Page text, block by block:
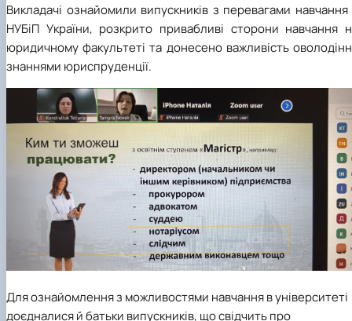
Викладачі ознайомили випускників з перевагами навчання
НУБіП України, розкрито привабливі сторони навчання
юридичному факультеті та донесено важливість
знаннями юриспруденції.
Для ознайомлення з можливостями навчання в університеті
доєдналися й батьки випускників, що свідчить про